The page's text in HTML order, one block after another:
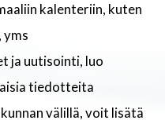
kalenteriin, kuten
yms
ja uutisointi, luo
tiedotteita
välillä, voit lisätä